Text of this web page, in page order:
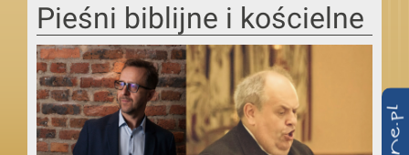
Pieśni biblijne i kościelne